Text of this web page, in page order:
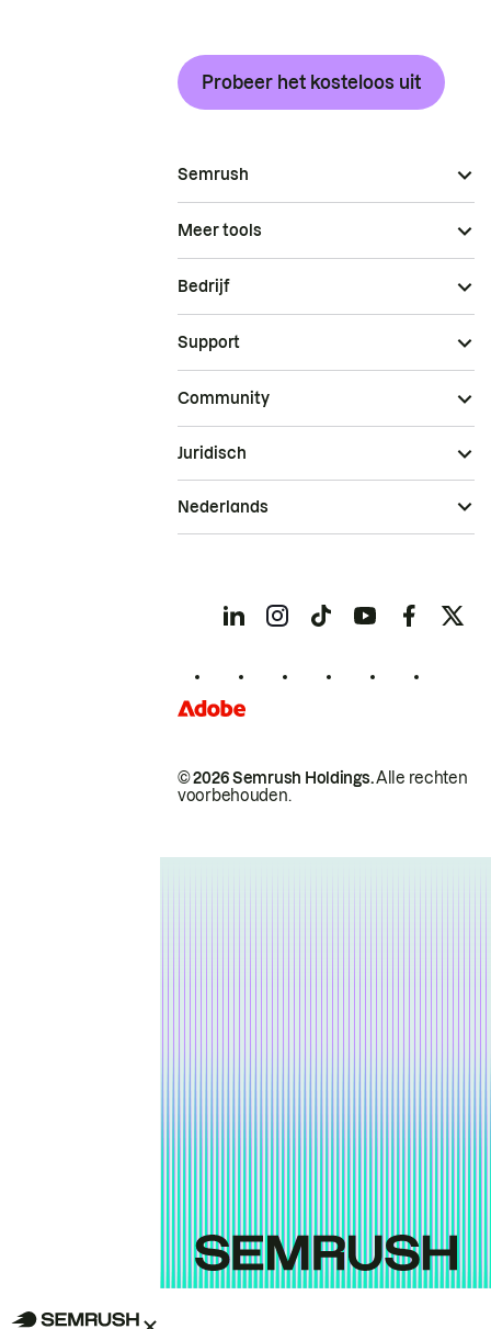
Probeer het kosteloos uit
Semrush
Meer tools
Bedrijf
Support
Community
© 2026 Semrush Holdings.Alle rechten
voorbehouden.
Juridisch
Nederlands